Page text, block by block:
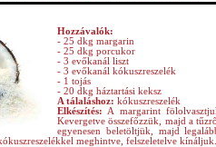
Hozzávalók:
- 25 dkg margarin
- 25 dkg porcukor
- 3 evőkanál liszt
- 3 evőkanál kókuszreszelék
- 1 tojás
- 20 dkg háztartási keksz
A tálaláshoz: kókuszreszelék
Elkészítés: A margarint
Kevergetve összefőzzük, majd a
egyenesen beletöltjük, majd
meghintve, felszeletelve kínáljuk.